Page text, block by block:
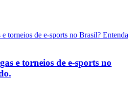
e torneios de e-sports no